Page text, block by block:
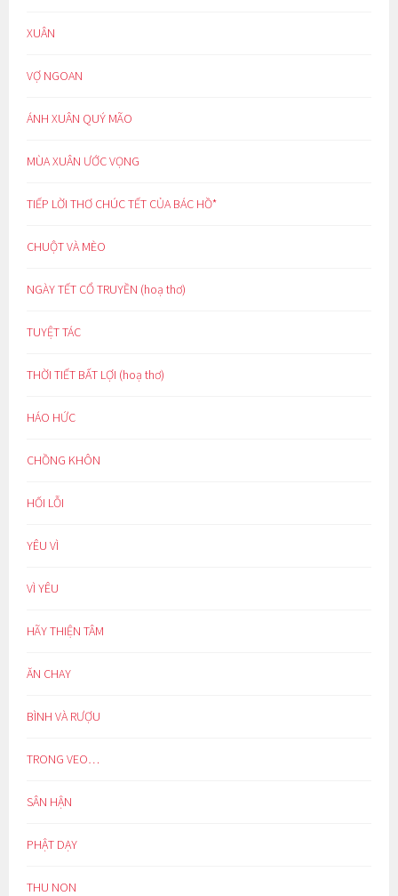
XUÂN
VỢ NGOAN
ÁNH XUÂN QUÝ MÃO
MÙA XUÂN ƯỚC VỌNG
TIẾP LỜI THƠ CHÚC TẾT CỦA BÁC HỒ*
CHUỘT VÀ MÈO
NGÀY TẾT CỔ TRUYỀN (hoạ thơ)
TUYỆT TÁC
THỜI TIẾT BẤT LỢI (hoạ thơ)
HÁO HỨC
CHỒNG KHÔN
HỐI LỖI
YÊU VÌ
VÌ YÊU
HÃY THIỆN TÂM
ĂN CHAY
BÌNH VÀ RƯỢU
TRONG VEO…
SÂN HẬN
PHẬT DẠY
THU NON